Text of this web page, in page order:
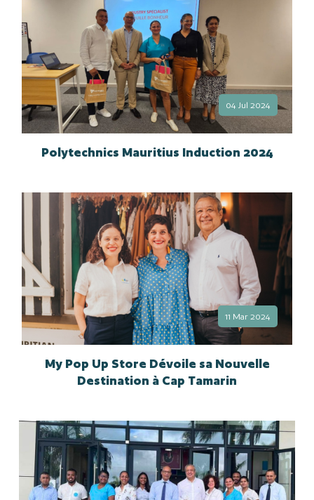
04 Jul 2024
Polytechnics Mauritius Induction 2024
11 Mar 2024
My Pop Up Store Dévoile sa Nouvelle
Destination à Cap Tamarin